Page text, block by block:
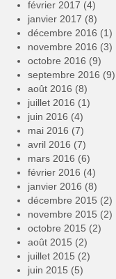
février 2017 (4)
janvier 2017 (8)
décembre 2016 (1)
novembre 2016 (3)
octobre 2016 (9)
septembre 2016 (9)
août 2016 (8)
juillet 2016 (1)
juin 2016 (4)
mai 2016 (7)
avril 2016 (7)
mars 2016 (6)
février 2016 (4)
janvier 2016 (8)
décembre 2015 (2)
novembre 2015 (2)
octobre 2015 (2)
août 2015 (2)
juillet 2015 (2)
juin 2015 (5)